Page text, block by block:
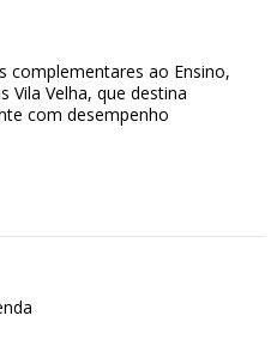
complementares ao Ensino,
Vila Velha, que destina
com desempenho